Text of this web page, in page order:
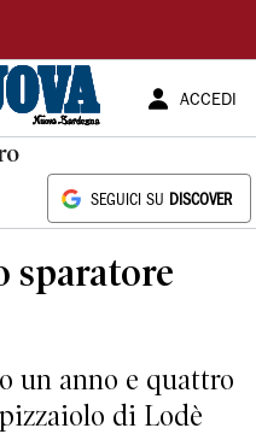
ACCEDI
SEGUICI SU DISCOVER
sparatore
un anno e quattro
di Lodè